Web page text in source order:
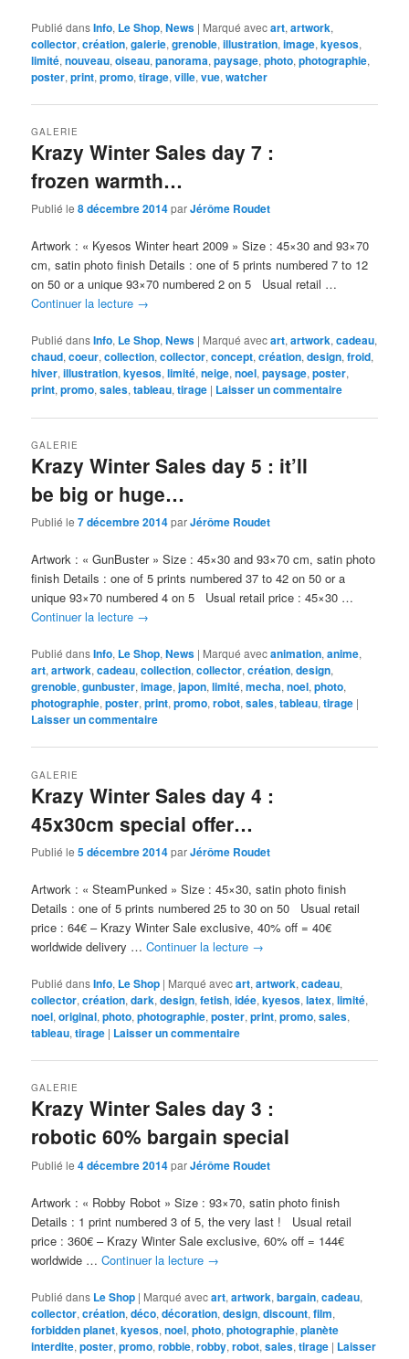
Publié dansInfo, Le Shop,News | Marqué avecart,artwork,
collector,création,galerie,grenoble,illustration,image,kyesos,
limité,nouveau,oiseau,panorama,paysage,photo,photographie,
poster,print,promo,tirage,ville,vue,watcher
Krazy Winter Sales day 7 :
frozen warmth…
GALERIE
Publié le8 décembre 2014parJérôme Roudet
Artwork : « Kyesos Winter heart 2009 » Size : 45×30 and 93×70
cm, satin photo finish Details : one of 5 prints numbered 7 to 12
on 50 or a unique 93×70 numbered 2 on 5 Usual retail …
Continuer la lecture →
Publié dansInfo, Le Shop,News | Marqué avecart,artwork,cadeau,
chaud,coeur,collection,collector,concept,création,design,froid,
hiver,illustration,kyesos,limité,neige,noel,paysage,poster,
print,promo,sales,tableau,tirage | Laisser un commentaire
Krazy Winter Sales day 5 : it’ll
be big or huge…
GALERIE
Publié le7 décembre 2014parJérôme Roudet
Artwork : « GunBuster » Size : 45×30 and 93×70 cm, satin photo
finish Details : one of 5 prints numbered 37 to 42 on 50 or a
unique 93×70 numbered 4 on 5 Usual retail price : 45×30 …
Continuer la lecture →
Publié dansInfo, Le Shop,News | Marqué avecanimation,anime,
art,artwork,cadeau,collection,collector,création,design,
grenoble,gunbuster,image,japon,limité,mecha,noel,photo,
photographie,poster,print,promo,robot,sales,tableau,tirage |
Laisser un commentaire
Krazy Winter Sales day 4 :
45x30cm special offer…
GALERIE
Publié le5 décembre 2014parJérôme Roudet
Artwork : « SteamPunked » Size : 45×30, satin photo finish
Details : one of 5 prints numbered 25 to 30 on 50 Usual retail
price : 64€ – Krazy Winter Sale exclusive, 40% off = 40€
worldwide delivery …Continuer la lecture →
Publié dansInfo, Le Shop | Marqué avecart,artwork,cadeau,
collector,création,dark,design,fetish,idée,kyesos,latex,limité,
noel,original,photo,photographie,poster,print,promo,sales,
tableau,tirage | Laisser un commentaire
Krazy Winter Sales day 3 :
robotic 60% bargain special
GALERIE
Publié le4 décembre 2014parJérôme Roudet
Artwork : « Robby Robot » Size : 93×70, satin photo finish
Details : 1 print numbered 3 of 5, the very last ! Usual retail
price : 360€ – Krazy Winter Sale exclusive, 60% off = 144€
worldwide …Continuer la lecture →
Publié dans Le Shop | Marqué avecart,artwork,bargain,cadeau,
collector,création,déco,décoration,design,discount,film,
forbidden planet,kyesos,noel,photo,photographie,planète
interdite,poster,promo,robbie,robby,robot,sales,tirage | Laisser